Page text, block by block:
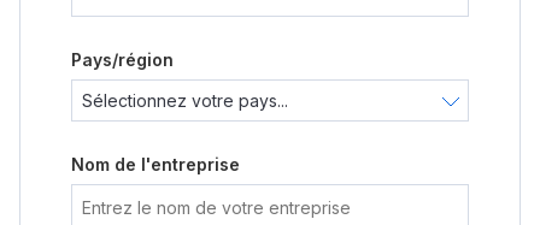
Pays/région
Nom de l'entreprise